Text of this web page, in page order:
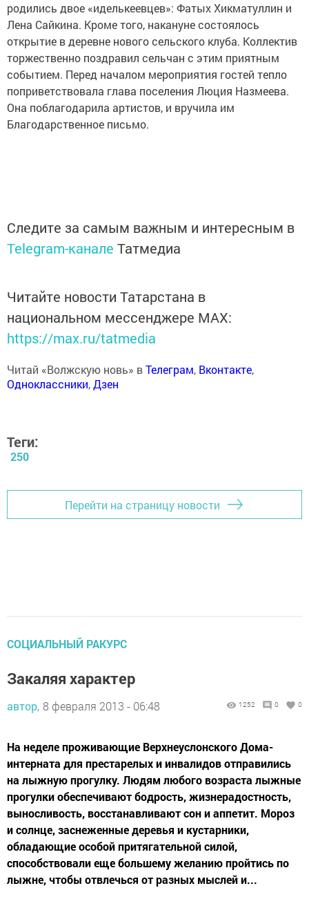
родились двое «иделькеевцев»: Фатых Хикматуллин и
Лена Сайкина. Кроме того, накануне состоялось
открытие в деревне нового сельского клуба. Коллектив
торжественно поздравил сельчан с этим приятным
событием. Перед началом мероприятия гостей тепло
поприветствовала глава поселения Люция Назмеева.
Она поблагодарила артистов, и вручила им
Благодарственное письмо.
Следите за самым важным и интересным в
Telegram-канале Татмедиа
Читайте новости Татарстана в
национальном мессенджере MАХ:
https://max.ru/tatmedia
Читай «Волжскую новь» вТелеграм, Вконтакте,
Одноклассники,Дзен
Теги:
250
Перейти на страницу новости
СОЦИАЛЬНЫЙ РАКУРС
Закаляя характер
автор, 8 февраля 2013 - 06:48 1252 0 0
На неделе проживающие Верхнеуслонского Дома-
интерната для престарелых и инвалидов отправились
на лыжную прогулку. Людям любого возраста лыжные
прогулки обеспечивают бодрость, жизнерадостность,
выносливость, восстанавливают сон и аппетит. Мороз
и солнце, заснеженные деревья и кустарники,
обладающие особой притягательной силой,
способствовали еще большему желанию пройтись по
лыжне, чтобы отвлечься от разных мыслей и...